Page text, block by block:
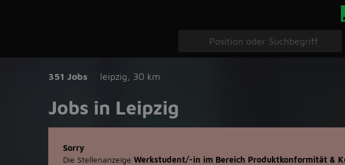
351 Jobs leipzig 30 km
Jobs in Leipzig
Sorry
Die Stellenanzeige Werkstudent/-in im Bereich Produktkonformität &